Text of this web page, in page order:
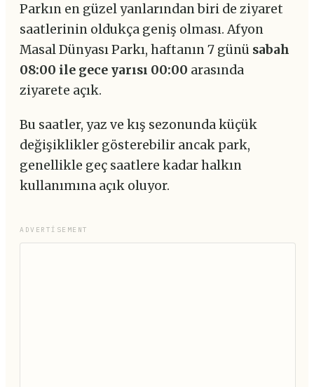
Parkın en güzel yanlarından biri de ziyaret
saatlerinin oldukça geniş olması. Afyon
Masal Dünyası Parkı, haftanın 7 günü sabah
08:00 ile gece yarısı 00:00 arasında
ziyarete açık.
Bu saatler, yaz ve kış sezonunda küçük
değişiklikler gösterebilir ancak park,
genellikle geç saatlere kadar halkın
kullanımına açık oluyor.
ADVERTISEMENT